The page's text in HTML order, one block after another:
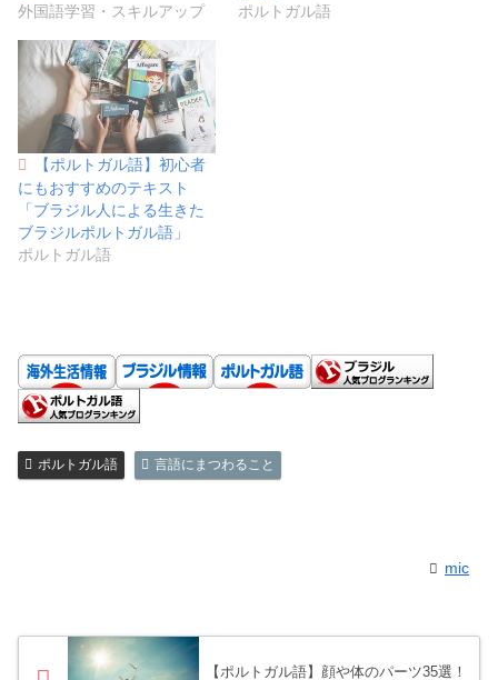
外国語学習・スキルアップ
ポルトガル語
【ポルトガル語】初心者
にもおすすめのテキスト
「ブラジル人による生きた
ブラジルポルトガル語」
ポルトガル語
ポルトガル語 言語にまつわること
mic
【ポルトガル語】顔や体のパーツ35選！